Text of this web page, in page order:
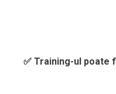
✅ Training-ul poate